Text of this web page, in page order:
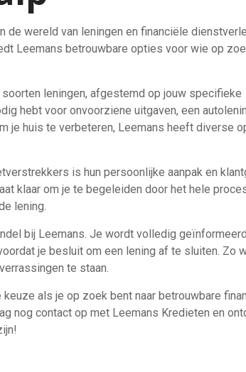
de wereld van leningen en financiële
Leemans betrouwbare opties voor wie op
leningen, afgestemd op jouw specifieke
hebt voor onvoorziene uitgaven, een
je huis te verbeteren, Leemans heeft diverse
is hun persoonlijke aanpak en
klaar om je te begeleiden door het hele
lening.
bij Leemans. Je wordt volledig
je besluit om een lening af te sluiten. Zo
te staan.
als je op zoek bent naar betrouwbare
nog contact op met Leemans Kredieten en